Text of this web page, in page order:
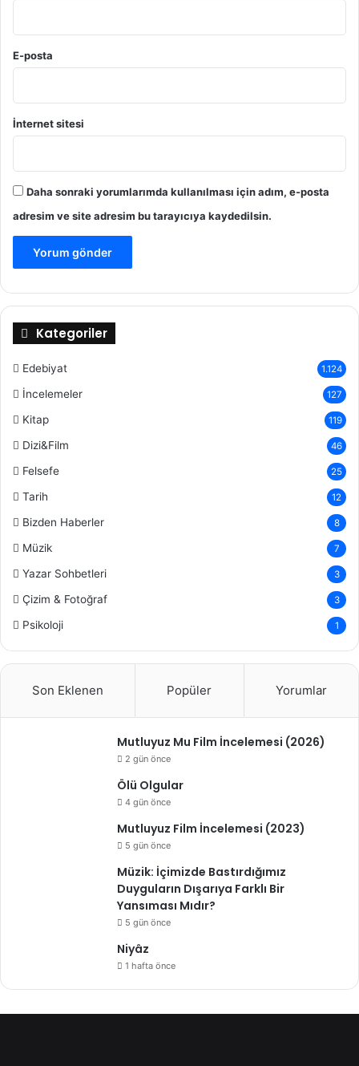
E-posta
İnternet sitesi
Daha sonraki yorumlarımda kullanılması için adım, e-posta
adresim ve site adresim bu tarayıcıya kaydedilsin.
Kategoriler
Edebiyat 1.124
İncelemeler 127
Kitap 119
Dizi&Film 46
Felsefe 25
Tarih 12
Bizden Haberler 8
Müzik 7
Yazar Sohbetleri 3
Çizim & Fotoğraf 3
Psikoloji 1
Son Eklenen Popüler Yorumlar
Mutluyuz Mu Film İncelemesi (2026)
2 gün önce
Ölü Olgular
4 gün önce
Mutluyuz Film İncelemesi (2023)
5 gün önce
Müzik: İçimizde Bastırdığımız
Duyguların Dışarıya Farklı Bir
Yansıması Mıdır?
5 gün önce
Niyâz
1 hafta önce